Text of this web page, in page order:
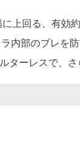
上回る、有効
内部のブレを
ターレスで、